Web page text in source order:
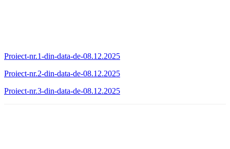
Proiect-nr.1-din-data-de-08.12.2025
Proiect-nr.2-din-data-de-08.12.2025
Proiect-nr.3-din-data-de-08.12.2025